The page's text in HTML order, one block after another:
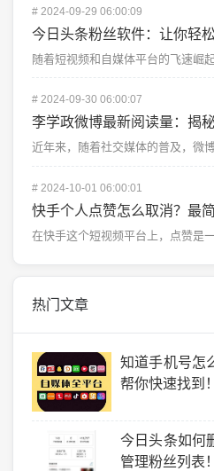
# 2024-09-29 06:00:09
今日头条粉丝软件：让你轻
# 2024-09-30 06:00:07
李学政微博最新阅读量：揭
# 2024-10-01 06:00:01
快手个人点赞怎么取消？最
热门文章
知道手机号怎
帮你快速找到！
今日头条如何
管理粉丝列表！